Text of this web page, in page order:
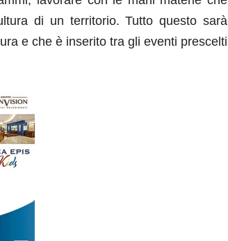
di un territorio. Tutto questo sarà
e che è inserito tra gli eventi prescelti